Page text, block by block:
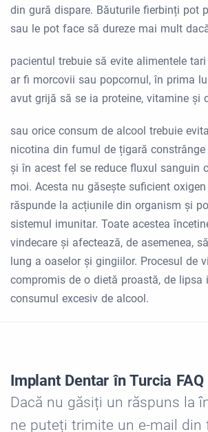
din gură dispare. Băuturile fierbinți pot
sau le pot face să dureze mai mult
pacientul trebuie să evite alimentele
ar fi morcovii sau popcornul, în prima
avut grijă să se ia proteine, vitamine și
sau orice consum de alcool trebuie
nicotina din fumul de țigară constrânge
și în acest fel se reduce fluxul sanguin
moi. Acesta nu găsește suficient
răspunde la acțiunile din organism și
sistemul imunitar. Toate acestea
vindecare și afectează, de asemenea,
lung a oaselor și gingiilor. Procesul de
compromis de o dietă proastă, de lipsa
consumul excesiv de alcool.
Implant Dentar în Turcia FAQ
Dacă nu găsiți un răspuns la
ne puteți trimite un e-mail din